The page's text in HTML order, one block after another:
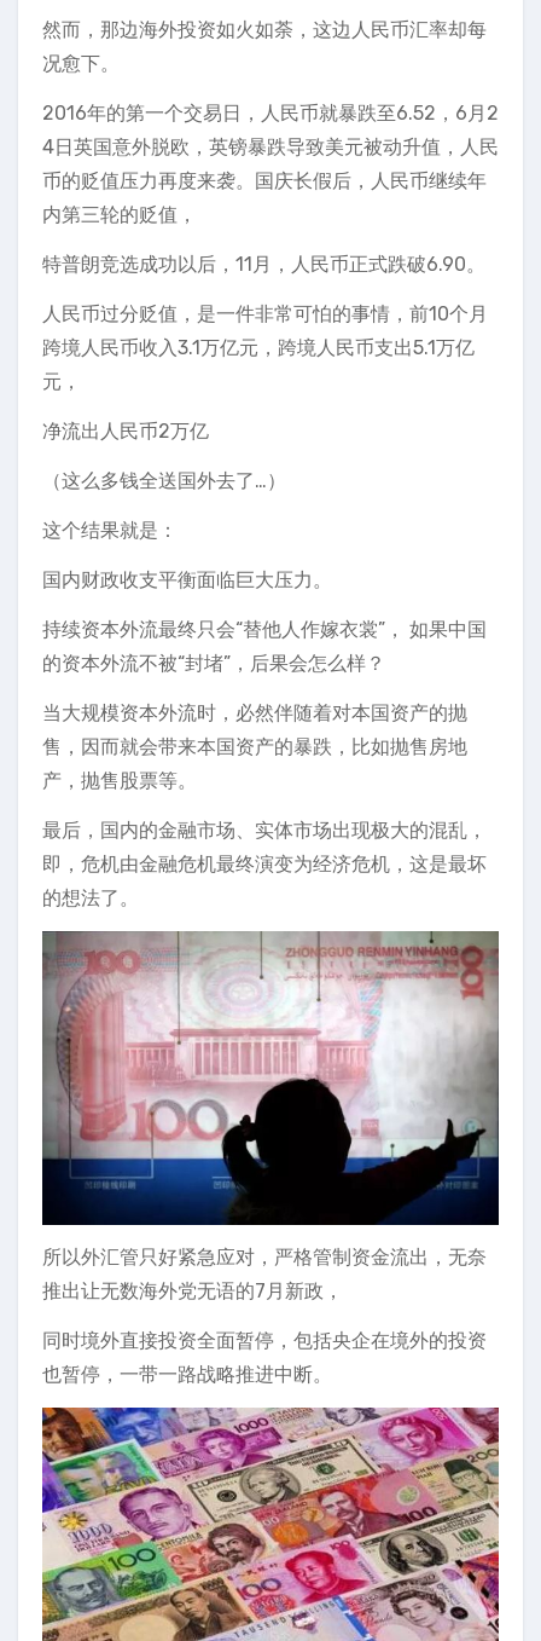
然而，那边海外投资如火如荼，这边人民币汇率却每
况愈下。
2016年的第一个交易日，人民币就暴跌至6.52，6月2
4日英国意外脱欧，英镑暴跌导致美元被动升值，人民
币的贬值压力再度来袭。国庆长假后，人民币继续年
内第三轮的贬值，
特普朗竞选成功以后，11月，人民币正式跌破6.90。
人民币过分贬值，是一件非常可怕的事情，前10个月
跨境人民币收入3.1万亿元，跨境人民币支出5.1万亿
元，
净流出人民币2万亿
（这么多钱全送国外去了…）
这个结果就是：
国内财政收支平衡面临巨大压力。
持续资本外流最终只会“替他人作嫁衣裳”， 如果中国
的资本外流不被“封堵”，后果会怎么样？
当大规模资本外流时，必然伴随着对本国资产的抛
售，因而就会带来本国资产的暴跌，比如抛售房地
产，抛售股票等。
最后，国内的金融市场、实体市场出现极大的混乱，
即，危机由金融危机最终演变为经济危机，这是最坏
的想法了。
所以外汇管只好紧急应对，严格管制资金流出，无奈
推出让无数海外党无语的7月新政，
同时境外直接投资全面暂停，包括央企在境外的投资
也暂停，一带一路战略推进中断。